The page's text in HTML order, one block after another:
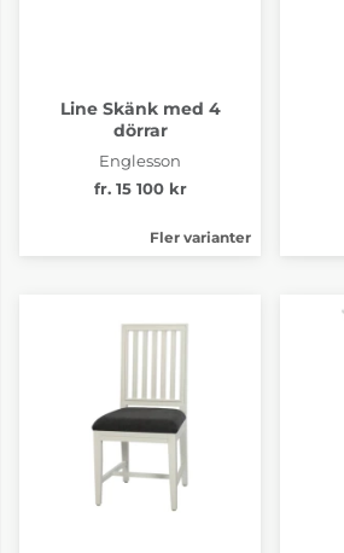
Line Skänk med 4
dörrar
Englesson
fr. 15 100 kr
Fler varianter